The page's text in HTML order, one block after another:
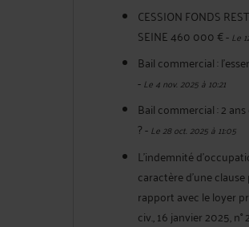
CESSION FONDS
SEINE 460 000 €-Le
Bail commercial :
-Le 4 nov. 2025 à 10:21
Bail commercial : 2
?-Le 28 oct. 2025 à 11:05
L’indemnité
caractère d’une
rapport avec le loyer
civ., 16 janvier 2025, n°